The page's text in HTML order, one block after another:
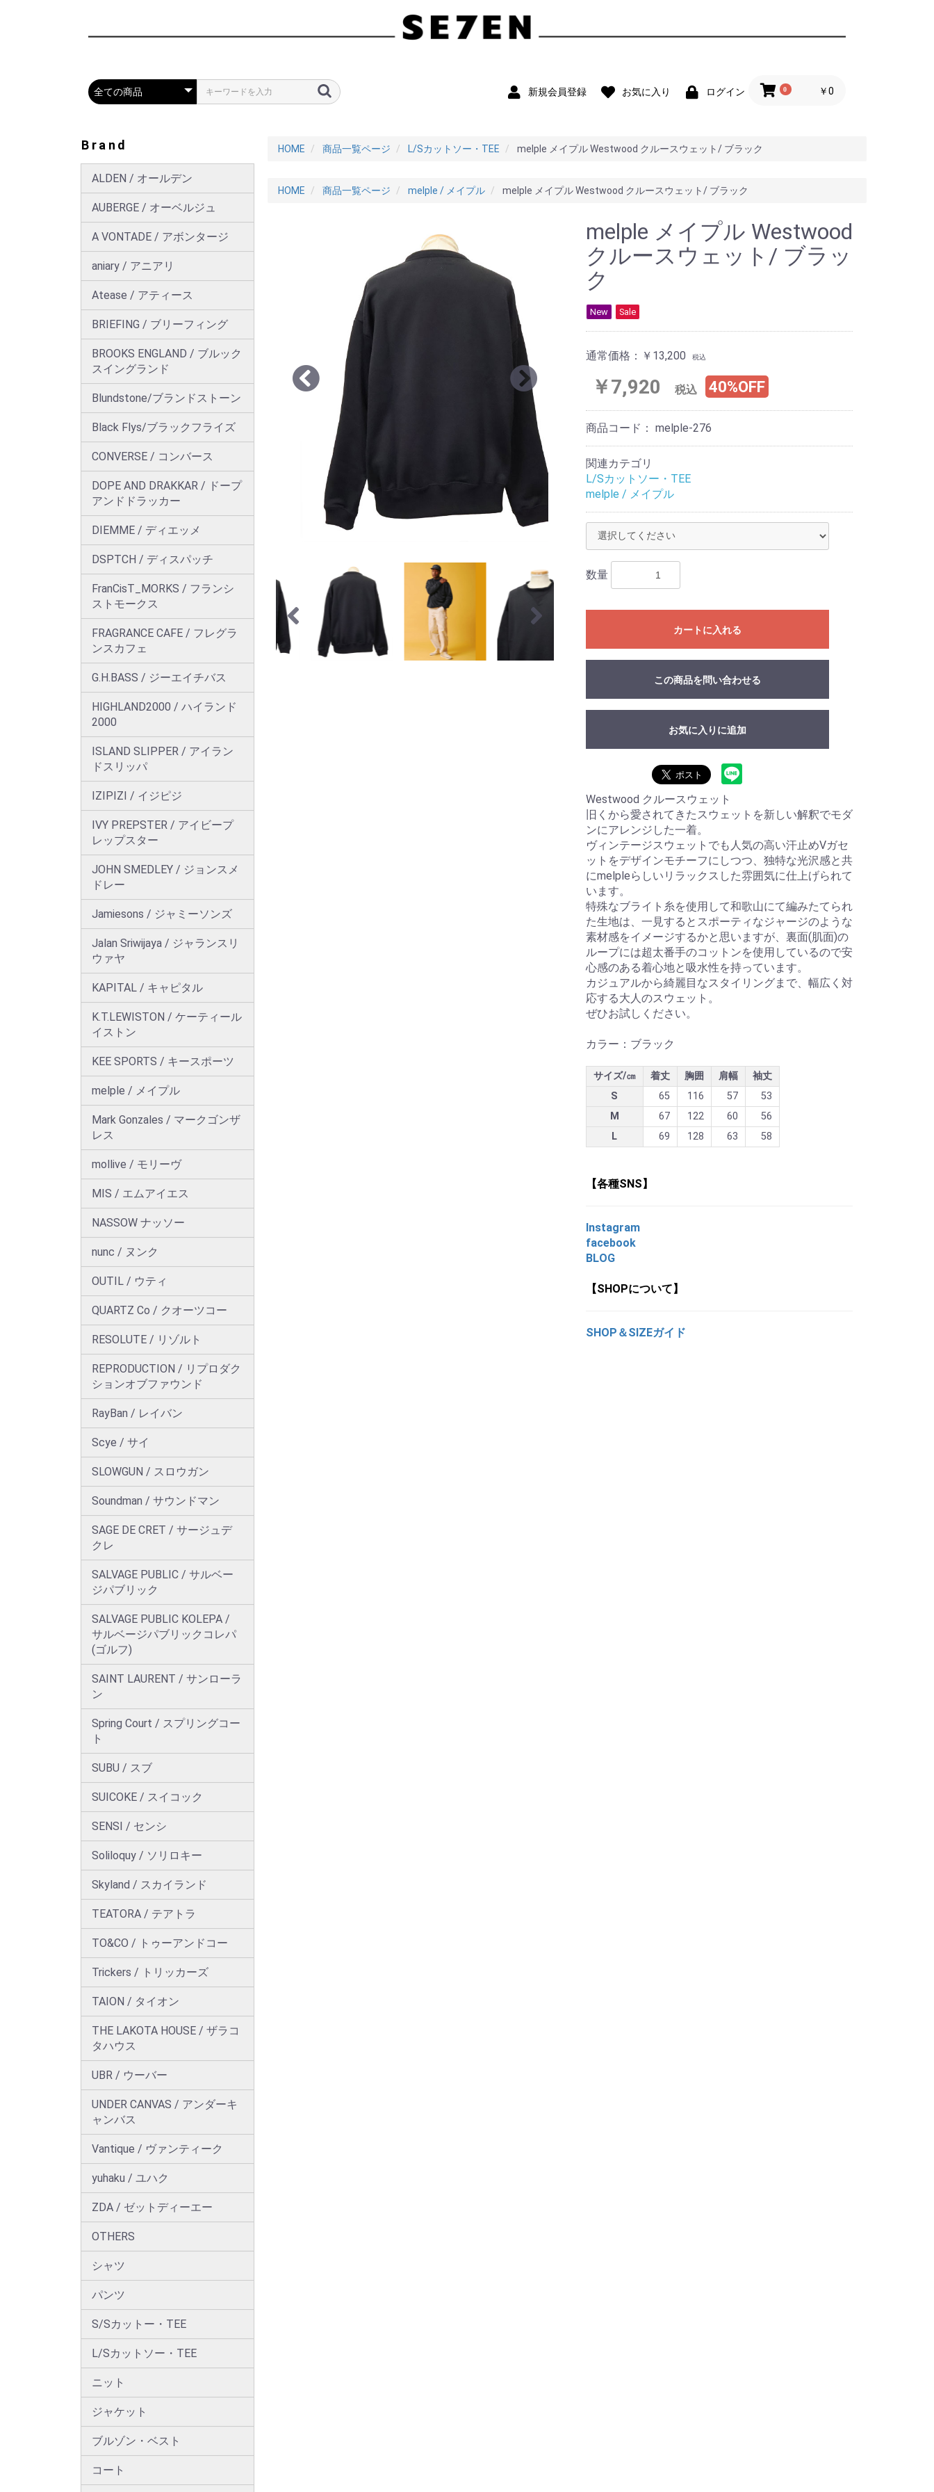
新規会員登録 お気に入り ログイン 0 ￥0
Brand
ALDEN / オールデン
AUBERGE / オーベルジュ
A VONTADE / アボンタージ
aniary / アニアリ
Atease / アティース
BRIEFING / ブリーフィング
BROOKS ENGLAND / ブルック
スイングランド
Blundstone/ブランドストーン
Black Flys/ブラックフライズ
CONVERSE / コンバース
DOPE AND DRAKKAR / ドープ
アンドドラッカー
DIEMME / ディエッメ
DSPTCH / ディスパッチ
FranCisT_MORKS / フランシ
ストモークス
FRAGRANCE CAFE / フレグラ
ンスカフェ
G.H.BASS / ジーエイチバス
HIGHLAND2000 / ハイランド
2000
ISLAND SLIPPER / アイラン
ドスリッパ
IZIPIZI / イジピジ
IVY PREPSTER / アイビープ
レップスター
JOHN SMEDLEY / ジョンスメ
ドレー
Jamiesons / ジャミーソンズ
Jalan Sriwijaya / ジャランスリ
ウァヤ
KAPITAL / キャピタル
K.T.LEWISTON / ケーティール
イストン
KEE SPORTS / キースポーツ
melple / メイプル
Mark Gonzales / マークゴンザ
レス
mollive / モリーヴ
MIS / エムアイエス
NASSOW ナッソー
nunc / ヌンク
OUTIL / ウティ
QUARTZ Co / クオーツコー
RESOLUTE / リゾルト
REPRODUCTION / リプロダク
ションオブファウンド
RayBan / レイバン
Scye / サイ
SLOWGUN / スロウガン
Soundman / サウンドマン
SAGE DE CRET / サージュデ
クレ
SALVAGE PUBLIC / サルベー
ジパブリック
SALVAGE PUBLIC KOLEPA /
サルベージパブリックコレパ
(ゴルフ)
SAINT LAURENT / サンローラ
ン
Spring Court / スプリングコー
ト
SUBU / スブ
SUICOKE / スイコック
SENSI / センシ
Soliloquy / ソリロキー
Skyland / スカイランド
TEATORA / テアトラ
TO&CO / トゥーアンドコー
Trickers / トリッカーズ
TAION / タイオン
THE LAKOTA HOUSE / ザラコ
タハウス
UBR / ウーバー
UNDER CANVAS / アンダーキ
ャンバス
Vantique / ヴァンティーク
yuhaku / ユハク
ZDA / ゼットディーエー
OTHERS
シャツ
パンツ
S/Sカットー・TEE
L/Sカットソー・TEE
ニット
ジャケット
ブルゾン・ベスト
コート
HOME 商品一覧ページ L/Sカットソー・TEE melple メイプル Westwood クルースウェット/ ブラック
HOME 商品一覧ページ melple / メイプル melple メイプル Westwood クルースウェット/ ブラック
melple メイプル Westwood
クルースウェット/ ブラッ
ク
New Sale
通常価格： ￥13,200 税込
￥7,920 税込 40%OFF
商品コード： melple-276
関連カテゴリ
L/Sカットソー・TEE
melple / メイプル
数量
カートに入れる
この商品を問い合わせる
お気に入りに追加
Westwood クルースウェット
旧くから愛されてきたスウェットを新しい解釈でモダ
ンにアレンジした一着。
ヴィンテージスウェットでも人気の高い汗止めVガセ
ットをデザインモチーフにしつつ、独特な光沢感と共
にmelpleらしいリラックスした雰囲気に仕上げられて
います。
特殊なブライト糸を使用して和歌山にて編みたてられ
た生地は、一見するとスポーティなジャージのような
素材感をイメージするかと思いますが、裏面(肌面)の
ループには超太番手のコットンを使用しているので安
心感のある着心地と吸水性を持っています。
カジュアルから綺麗目なスタイリングまで、幅広く対
応する大人のスウェット。
ぜひお試しください。
カラー：ブラック
サイズ/㎝ 着丈 胸囲 肩幅
袖丈
S
65 116 57
53
M
67 122 60
56
L
69 128 63 58
【各種SNS】
Instagram
facebook
BLOG
【SHOPについて】
SHOP＆SIZEガイド